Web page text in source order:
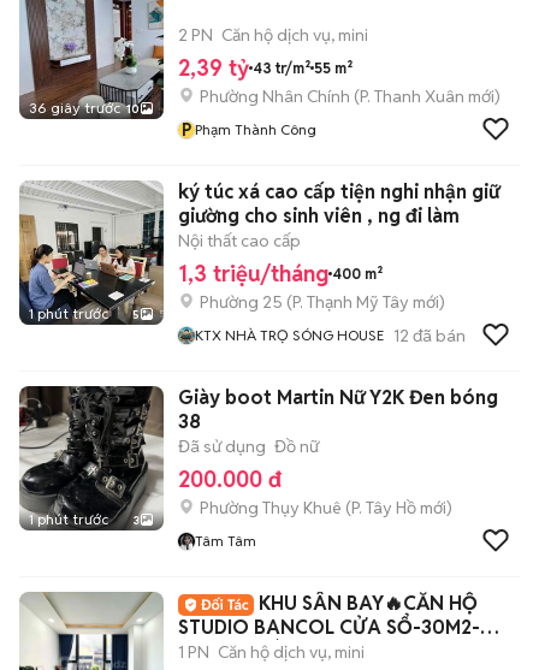
36 giây trước 10
2 PN Căn hộ dịch vụ, mini
2,39 tỷ 43 tr/m² 55 m²
Phường Nhân Chính (P. Thanh Xuân mới)
P Phạm Thành Công
1 phút trước 5
ký túc xá cao cấp tiện nghi nhận giữ
giường cho sinh viên , ng đi làm
Nội thất cao cấp
1,3 triệu/tháng 400 m²
Phường 25 (P. Thạnh Mỹ Tây mới)
KTX NHÀ TRỌ SÓNG HOUSE 12 đã bán
1 phút trước 3
Giày boot Martin Nữ Y2K Đen bóng
38
Đã sử dụng Đồ nữ
200.000 đ
Phường Thụy Khuê (P. Tây Hồ mới)
Tâm Tâm
KHU SÂN BAY🔥CĂN HỘ
STUDIO BANCOL CỬA SỔ-30M2-
THANG MÁY-CV GIA ĐỊNH
1 PN Căn hộ dịch vụ, mini